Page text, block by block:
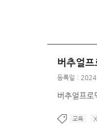
버추얼
등록일 :
버추얼프로
교육